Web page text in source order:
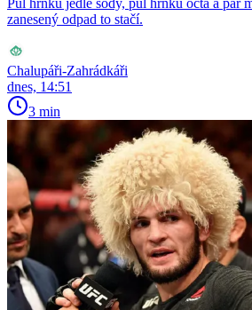
Půl hrnku jedlé sody, půl hrnku octa a pár
zanesený odpad to stačí.
Chalupáři-Zahrádkáři
dnes, 14:51
3 min